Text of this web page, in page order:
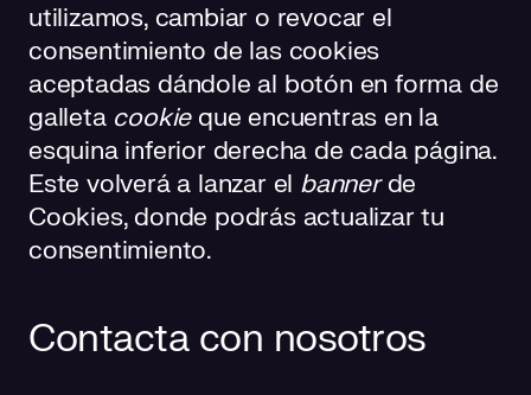
utilizamos, cambiar o revocar el
consentimiento de las cookies
aceptadas dándole al botón en forma de
galleta cookie que encuentras en la
esquina inferior derecha de cada página.
Este volverá a lanzar el bannerde
Cookies, donde podrás actualizar tu
consentimiento.
Contacta con nosotros